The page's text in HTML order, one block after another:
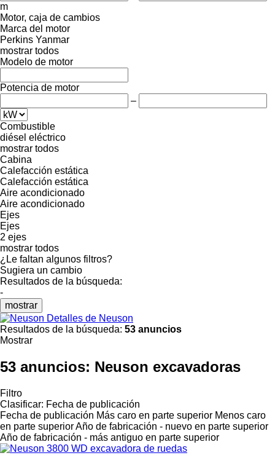
m
Motor, caja de cambios
Marca del motor
Perkins Yanmar
mostrar todos
Modelo de motor
Potencia de motor
–
Combustible
diésel eléctrico
mostrar todos
Cabina
Calefacción estática
Calefacción estática
Aire acondicionado
Aire acondicionado
Ejes
Ejes
2 ejes
mostrar todos
¿Le faltan algunos filtros?
Sugiera un cambio
Resultados de la búsqueda:
-
mostrar
Detalles de Neuson
Resultados de la búsqueda: 53 anuncios
Mostrar
53 anuncios: Neuson excavadoras
Filtro
Clasificar: Fecha de publicación
Fecha de publicación Más caro en parte superior Menos caro
en parte superiorAño de fabricación - nuevo en parte superior
Año de fabricación - más antiguo en parte superior